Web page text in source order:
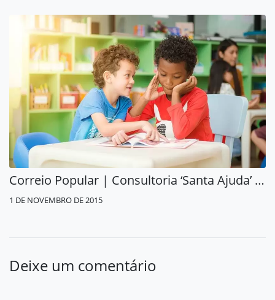
Correio Popular | Consultoria ‘Santa Ajuda’ do Momento
1 DE NOVEMBRO DE 2015
Deixe um comentário